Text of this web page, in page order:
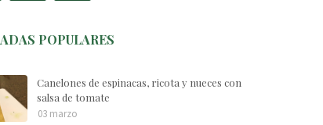
POPULARES
Canelones de espinacas, ricota y nueces con
salsa de tomate
03 marzo